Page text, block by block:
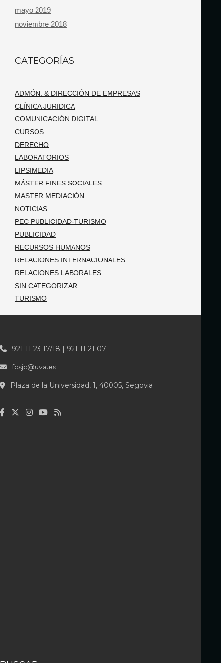
mayo 2019
noviembre 2018
CATEGORÍAS
ADMÓN. & DIRECCIÓN DE EMPRESAS
CLÍNICA JURIDICA
COMUNICACIÓN DIGITAL
CURSOS
DERECHO
LABORATORIOS
LIPSIMEDIA
MÁSTER FINES SOCIALES
MASTER MEDIACIÓN
NOTICIAS
PEC PUBLICIDAD-TURISMO
PUBLICIDAD
RECURSOS HUMANOS
RELACIONES INTERNACIONALES
RELACIONES LABORALES
SIN CATEGORIZAR
TURISMO
921 11 23 17/18 | 921 11 21 07
fcsjc@uva.es
Plaza de la Universidad, 1, 40005, Segovia